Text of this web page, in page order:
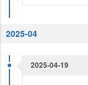
2025-04
2025-04-19